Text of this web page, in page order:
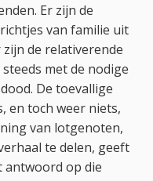
Er zijn de
van familie uit
de relativerende
met de nodige
De toevallige
en toch weer niets,
van lotgenoten,
te delen, geeft
antwoord op die